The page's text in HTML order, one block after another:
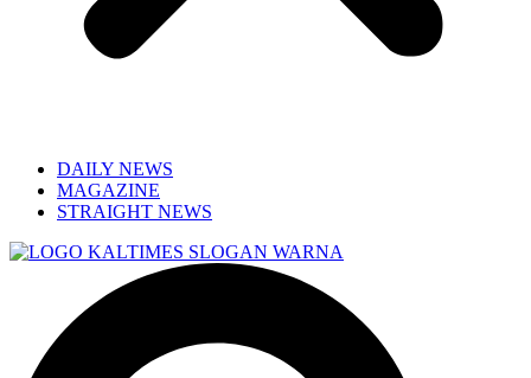
DAILY NEWS
MAGAZINE
STRAIGHT NEWS